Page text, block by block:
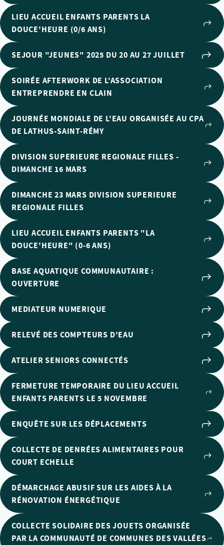
LIEU ACCUEIL ENFANTS PARENTS LA
DOUCE'HEURE (0/6 ANS)
SEJOUR "JEUNES" 2025 DU 20 AU 27 JUILLET
SOIRÉE AFTERWORK DE L'ASSOCIATION
ENTREPRENDRE EN CLAIN
JOURNÉE MONDIALE DE L'EAU ORGANISÉE AU CPA
DE LATHUS-SAINT-RÉMY
DIVISION SUPERIEURE REGIONALE FILLES -
DIMANCHE 16 MARS
DIMANCHE 23 MARS DIVISION SUPERIEURE
REGIONALE FILLES
LIEU ACCUEIL ENFANTS PARENTS "LA
DOUCE'HEURE" (0-6 ANS)
BASE AQUATIQUE COMMUNAUTAIRE :
OUVERTURE
MEDIATEUR NUMERIQUE
RELEVÉ DES COMPTEURS D'EAU
ATELIER SENIORS CONNECTÉS
FERMETURE TEMPORAIRE DU LIEU ACCUEIL
ENFANTS PARENTS LE 5 NOVEMBRE
ENQUÊTE SUR LES DÉPLACEMENTS
COLLECTE DE DENRÉES ALIMENTAIRES POUR
COURT ECHELLE
DÉMARCHAGE ABUSIF SUR LES AIDES À LA
RÉNOVATION ÉNERGÉTIQUE
COLLECTE SOLIDAIRE DES JOUETS ORGANISÉE
PAR LA COMMUNAUTÉ DE COMMUNES DES VALLÉES